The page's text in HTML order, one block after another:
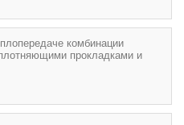
комбинации
прокладками и